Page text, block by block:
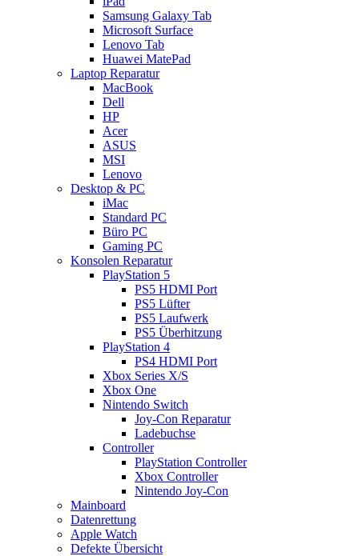
Samsung Galaxy Tab
Microsoft Surface
Lenovo Tab
Huawei MatePad
Laptop Reparatur
MacBook
Dell
HP
Acer
ASUS
MSI
Lenovo
Desktop & PC
iMac
Standard PC
Büro PC
Gaming PC
Konsolen Reparatur
PlayStation 5
PS5 HDMI Port
PS5 Lüfter
PS5 Laufwerk
PS5 Überhitzung
PlayStation 4
PS4 HDMI Port
Xbox Series X/S
Xbox One
Nintendo Switch
Joy-Con Reparatur
Ladebuchse
Controller
PlayStation Controller
Xbox Controller
Nintendo Joy-Con
Mainboard
Datenrettung
Apple Watch
Defekte Übersicht